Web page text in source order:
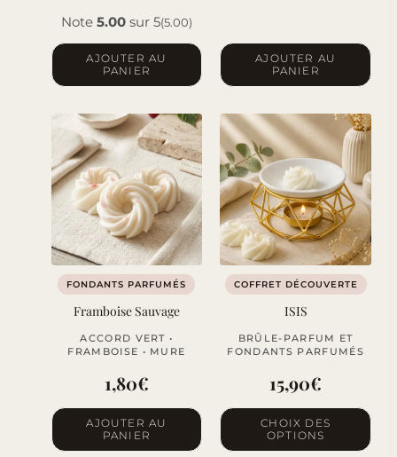
Note 5.00sur 5(5.00)
AJOUTER AU
PANIER
AJOUTER AU
PANIER
FONDANTS PARFUMÉS
Framboise Sauvage
ACCORD VERT •
FRAMBOISE • MURE
1,80€
AJOUTER AU
PANIER
COFFRET DÉCOUVERTE
ISIS
BRÛLE-PARFUM ET
FONDANTS PARFUMÉS
15,90€
CHOIX DES
OPTIONS
Ce
produit